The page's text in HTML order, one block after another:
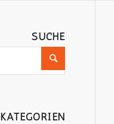
SUCHE
KATEGORIEN